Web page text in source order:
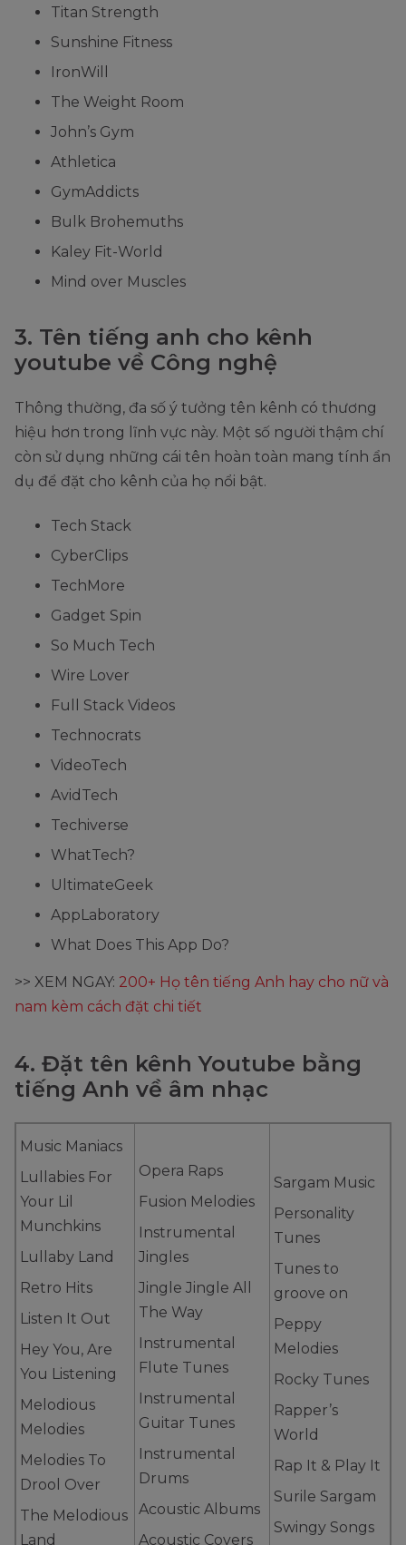
Titan Strength
Sunshine Fitness
IronWill
The Weight Room
John’s Gym
Athletica
GymAddicts
Bulk Brohemuths
Kaley Fit-World
Mind over Muscles
3. Tên tiếng anh cho kênh
youtube về Công nghệ
Thông thường, đa số ý tưởng tên kênh có thương
hiệu hơn trong lĩnh vực này. Một số người thậm chí
còn sử dụng những cái tên hoàn toàn mang tính ẩn
dụ để đặt cho kênh của họ nổi bật.
Tech Stack
CyberClips
TechMore
Gadget Spin
So Much Tech
Wire Lover
Full Stack Videos
Technocrats
VideoTech
AvidTech
Techiverse
WhatTech?
UltimateGeek
AppLaboratory
What Does This App Do?
>> XEM NGAY: 200+ Họ tên tiếng Anh hay cho nữ và
nam kèm cách đặt chi tiết
4. Đặt tên kênh Youtube bằng
tiếng Anh về âm nhạc
Music Maniacs
Lullabies For
Your Lil
Munchkins
Lullaby Land
Retro Hits
Listen It Out
Hey You, Are
You Listening
Melodious
Melodies
Melodies To
Drool Over
The Melodious
Land
Opera Raps
Fusion Melodies
Instrumental
Jingles
Jingle Jingle All
The Way
Instrumental
Flute Tunes
Instrumental
Guitar Tunes
Instrumental
Drums
Acoustic Albums
Acoustic Covers
Sargam Music
Personality
Tunes
Tunes to
groove on
Peppy
Melodies
Rocky Tunes
Rapper’s
World
Rap It & Play It
Surile Sargam
Swingy Songs